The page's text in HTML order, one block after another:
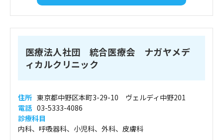
医療法人社団 統合医療会 ナガヤメデ
ィカルクリニック
住所 東京都中野区本町3-29-10 ヴェルディ中野201
電話 03-5333-4086
診療科目
内科、呼吸器科、小児科、外科、皮膚科